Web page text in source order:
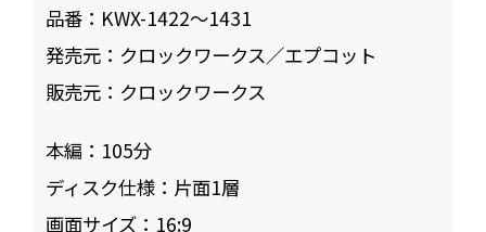
品番： KWX-1422～1431
発売元： クロックワークス／エプコット
販売元： クロックワークス
本編： 105
ディスク仕様： 片面1層
画面サイズ： 16:9